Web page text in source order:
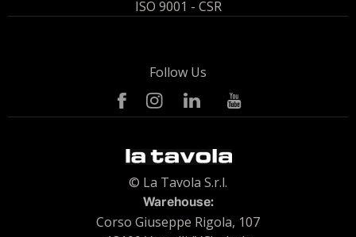
ISO 9001 - CSR
Follow Us
© La Tavola S.r.l.
Warehouse:
Corso Giuseppe Rigola, 107